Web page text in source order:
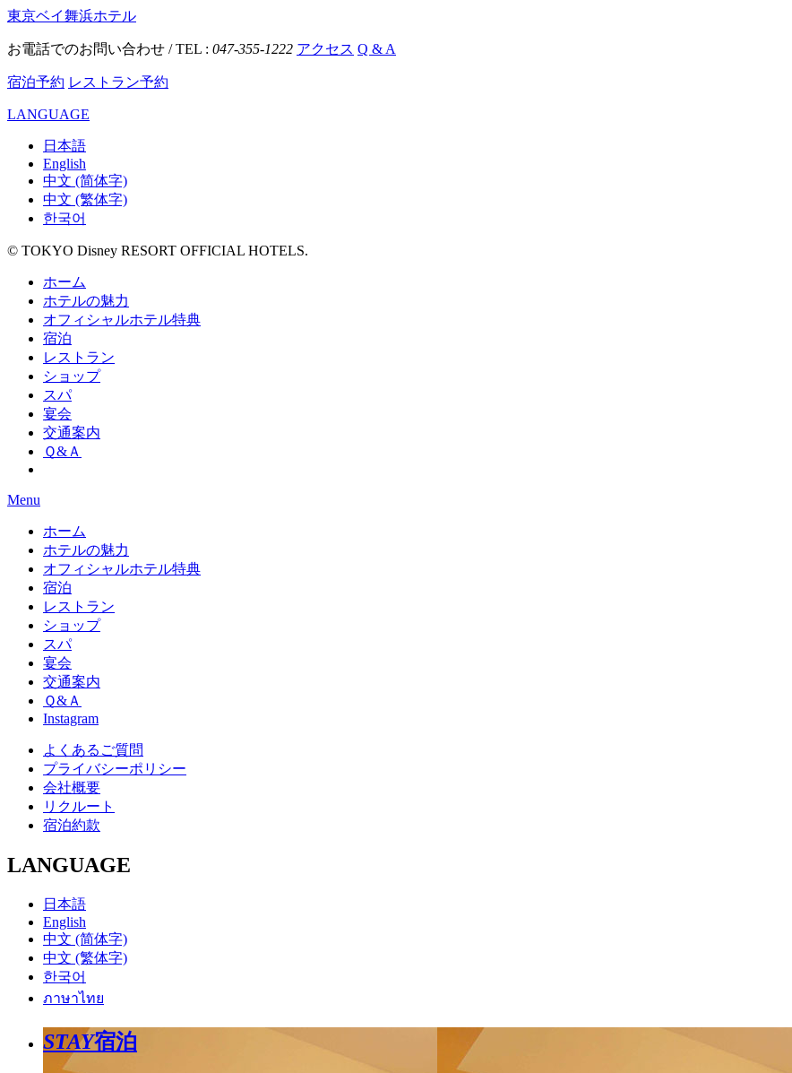
東京ベイ舞浜ホテル
お電話でのお問い合わせ / TEL : 047-355-1222 アクセス Q & A
宿泊予約 レストラン予約
LANGUAGE
日本語
English
中文 (简体字)
中文 (繁体字)
한국어
© TOKYO Disney RESORT OFFICIAL HOTELS.
ホーム
ホテルの魅力
オフィシャルホテル特典
宿泊
レストラン
ショップ
スパ
宴会
交通案内
Ｑ&Ａ
Menu
ホーム
ホテルの魅力
オフィシャルホテル特典
宿泊
レストラン
ショップ
スパ
宴会
交通案内
Ｑ&Ａ
Instagram
よくあるご質問
プライバシーポリシー
会社概要
リクルート
宿泊約款
LANGUAGE
日本語
English
中文 (简体字)
中文 (繁体字)
한국어
ภาษาไทย
STAY宿泊